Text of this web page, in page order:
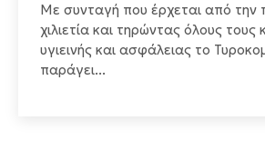
Με συνταγή που έρχεται από την
χιλιετία και τηρώντας όλους τους
υγιεινής και ασφάλειας το
παράγει...